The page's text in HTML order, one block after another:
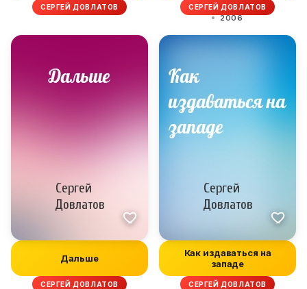
СЕРГЕЙ ДОВЛАТОВ СЕРГЕЙ ДОВЛАТОВ
2006
Дальше
СЕРГЕЙ ДОВЛАТОВ
Как издаваться на
западе
СЕРГЕЙ ДОВЛАТОВ